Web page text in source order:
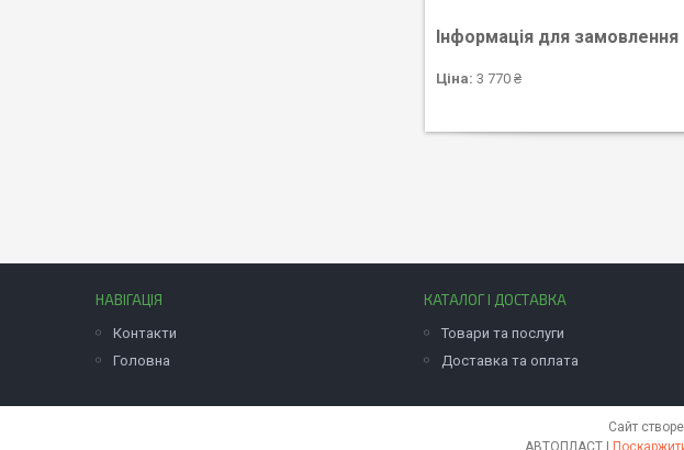
Інформація для замовлення
Ціна: 3 770 ₴
НАВІГАЦІЯ
Контакти
Головна
КАТАЛОГ І ДОСТАВКА
Товари та послуги
Доставка та оплата
Сайт
АВТОПЛАСТ |